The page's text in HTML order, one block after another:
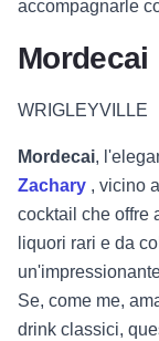
accompagnarle
Mordecai
WRIGLEYVILLE
Mordecai,
Zachary , vicino
cocktail che offre
liquori rari e da
Se, come me,
drink classici,